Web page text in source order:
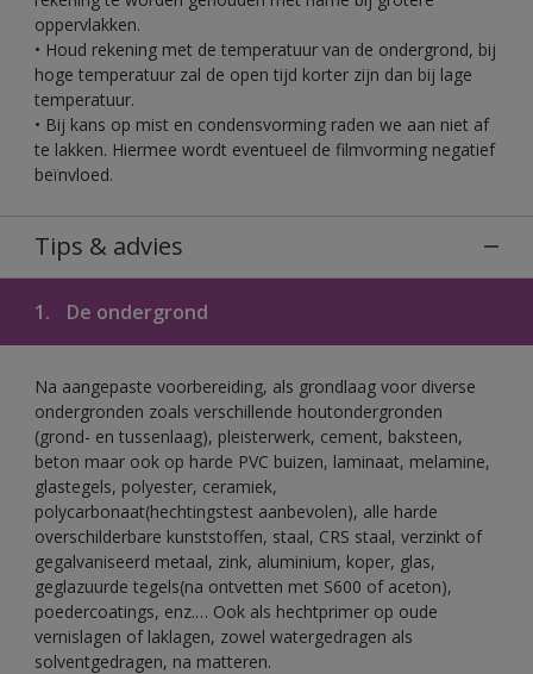
oppervlakken.
• Houd rekening met de temperatuur van de ondergrond, bij
hoge temperatuur zal de open tijd korter zijn dan bij lage
temperatuur.
• Bij kans op mist en condensvorming raden we aan niet af
te lakken. Hiermee wordt eventueel de filmvorming negatief
beïnvloed.
Tips & advies
1. De ondergrond
Na aangepaste voorbereiding, als grondlaag voor diverse
ondergronden zoals verschillende houtondergronden
(grond- en tussenlaag), pleisterwerk, cement, baksteen,
beton maar ook op harde PVC buizen, laminaat, melamine,
glastegels, polyester, ceramiek,
polycarbonaat(hechtingstest aanbevolen), alle harde
overschilderbare kunststoffen, staal, CRS staal, verzinkt of
gegalvaniseerd metaal, zink, aluminium, koper, glas,
geglazuurde tegels(na ontvetten met S600 of aceton),
poedercoatings, enz.… Ook als hechtprimer op oude
vernislagen of laklagen, zowel watergedragen als
solventgedragen, na matteren.